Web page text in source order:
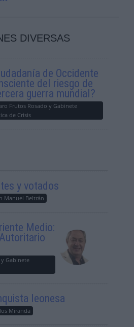
DIVERSAS
de Occidente
del riesgo de
guerra mundial?
Frutos Rosado y Gabinete
de Crisis
y votados
Manuel Beltrán
Medio:
Gabinete
leonesa
Miranda